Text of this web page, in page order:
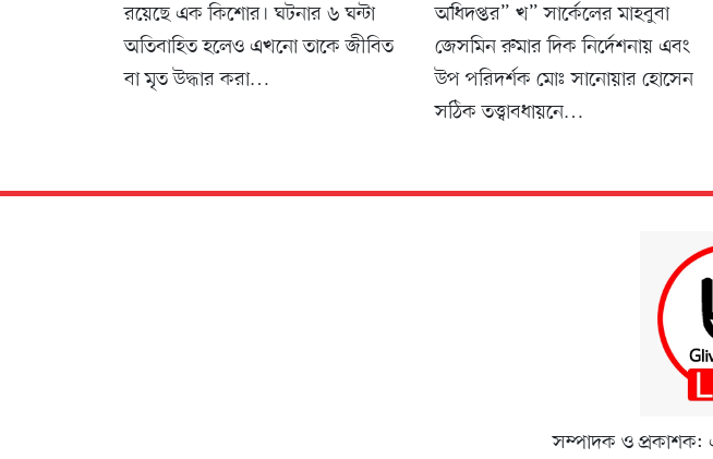
রয়েছে এক কিশোর। ঘটনার ৬ ঘন্টা
অতিবাহিত হলেও এখনো তাকে জীবিত
বা মৃত উদ্ধার করা…
অধিদপ্তর” খ” সার্কেলের মাহবুবা
জেসমিন রুমার দিক নির্দেশনায় এবং
উপ পরিদর্শক মোঃ সানোয়ার হোসেন
সঠিক তত্ত্বাবধায়নে…
সম্পাদক ও প্রকাশক: